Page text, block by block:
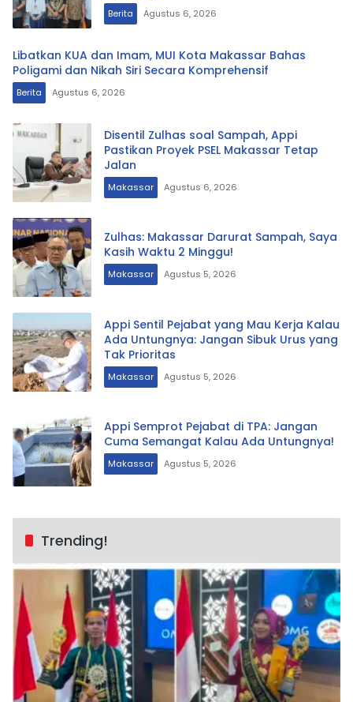
Berita Agustus 6, 2026
Libatkan KUA dan Imam, MUI Kota Makassar Bahas
Poligami dan Nikah Siri Secara Komprehensif
Berita Agustus 6, 2026
Disentil Zulhas soal Sampah, Appi
Pastikan Proyek PSEL Makassar Tetap
Jalan
Makassar Agustus 6, 2026
Zulhas: Makassar Darurat Sampah, Saya
Kasih Waktu 2 Minggu!
Makassar Agustus 5, 2026
Appi Sentil Pejabat yang Mau Kerja Kalau
Ada Untungnya: Jangan Sibuk Urus yang
Tak Prioritas
Makassar Agustus 5, 2026
Appi Semprot Pejabat di TPA: Jangan
Cuma Semangat Kalau Ada Untungnya!
Makassar Agustus 5, 2026
Trending!